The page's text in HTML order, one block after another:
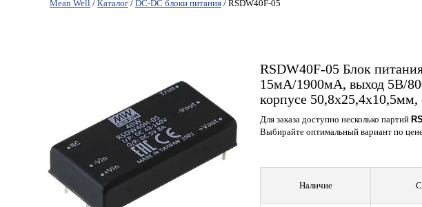
Mean Well / Каталог / DC-DC блоки питания / RSDW40F-05
RSDW40F-05 Блок
15мА/1900мА, выход 5В/
корпусе
Для заказа доступно несколько партий
Выбирайте оптимальный вариант по
Наличие